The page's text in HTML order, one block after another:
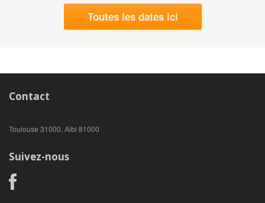
Toutes les dates ici
Contact
Toulouse 31000, Albi 81000
Suivez-nous